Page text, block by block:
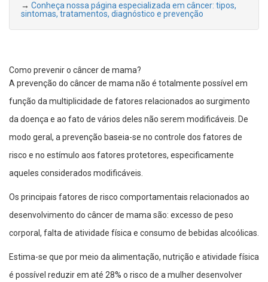
→ Conheça nossa página especializada em câncer: tipos,
sintomas, tratamentos, diagnóstico e prevenção
Como prevenir o câncer de mama?
A prevenção do câncer de mama não é totalmente possível em
função da multiplicidade de fatores relacionados ao surgimento
da doença e ao fato de vários deles não serem modificáveis. De
modo geral, a prevenção baseia-se no controle dos fatores de
risco e no estímulo aos fatores protetores, especificamente
aqueles considerados modificáveis.
Os principais fatores de risco comportamentais relacionados ao
desenvolvimento do câncer de mama são: excesso de peso
corporal, falta de atividade física e consumo de bebidas alcoólicas.
Estima-se que por meio da alimentação, nutrição e atividade física
é possível reduzir em até 28% o risco de a mulher desenvolver